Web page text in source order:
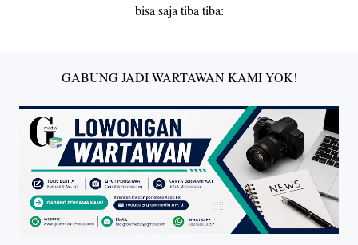
bisa saja tiba tiba:
GABUNG JADI WARTAWAN KAMI YOK!